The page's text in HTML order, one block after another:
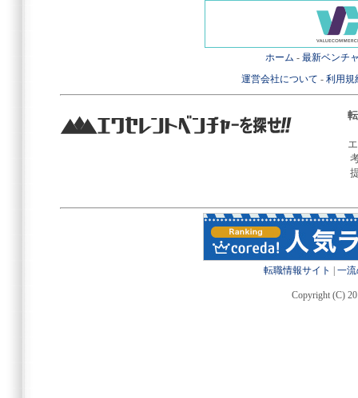
ホーム - 最新ベンチ
運営会社について - 利用規
転職情報サイト 一
Copyright (C)